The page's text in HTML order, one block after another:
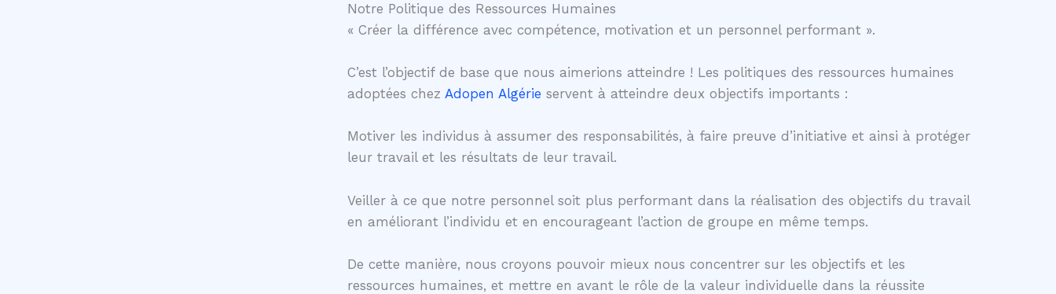
Notre Politique des Ressources Humaines
« Créer la différence avec compétence, motivation et un personnel performant ».
C’est l’objectif de base que nous aimerions atteindre ! Les politiques des ressources humaines
adoptées chezAdopen Algérie servent à atteindre deux objectifs importants :
Motiver les individus à assumer des responsabilités, à faire preuve d’initiative et ainsi à protéger
leur travail et les résultats de leur travail.
Veiller à ce que notre personnel soit plus performant dans la réalisation des objectifs du travail
en améliorant l’individu et en encourageant l’action de groupe en même temps.
De cette manière, nous croyons pouvoir mieux nous concentrer sur les objectifs et les
ressources humaines, et mettre en avant le rôle de la valeur individuelle dans la réussite